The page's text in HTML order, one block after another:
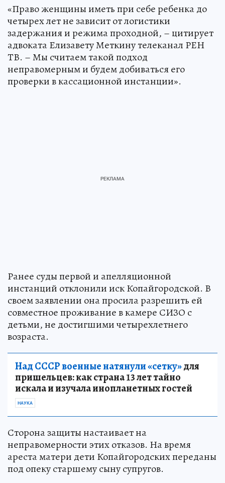
«Право женщины иметь при себе ребенка до
четырех лет не зависит от логистики
задержания и режима проходной, – цитирует
адвоката Елизавету Меткину телеканал РЕН
ТВ. – Мы считаем такой подход
неправомерным и будем добиваться его
проверки в кассационной инстанции».
Ранее суды первой и апелляционной
инстанций отклонили иск Копайгородской. В
своем заявлении она просила разрешить ей
совместное проживание в камере СИЗО с
детьми, не достигшими четырехлетнего
возраста.
Над СССР военные натянули «сетку»для
пришельцев: как страна 13 лет тайно
искала и изучала инопланетных гостей
НАУКА
Сторона защиты настаивает на
неправомерности этих отказов. На время
ареста матери дети Копайгородских переданы
под опеку старшему сыну супругов.